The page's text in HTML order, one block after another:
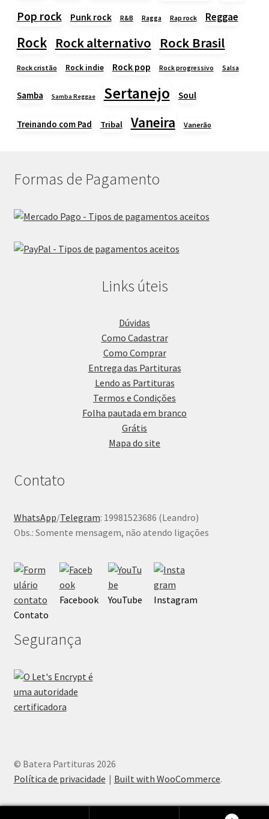
Pop rock Punk rock R&B Ragga Rap rock Reggae
Rock Rock alternativo Rock Brasil
Rock cristão Rock indie Rock pop Rock progressivo Salsa
Samba Samba Reggae Sertanejo Soul
Treinando com Pad Tribal Vaneira Vanerão
Formas de Pagamento
Links úteis
Dúvidas
Como Cadastrar
Como Comprar
Entrega das Partituras
Lendo as Partituras
Termos e Condições
Folha pautada em branco
Grátis
Mapa do site
Contato
WhatsApp/Telegram: 19981523686 (Leandro)
Obs.: Somente mensagem, não atendo ligações
Contato
Facebook YouTube Instagram
Segurança
© Batera Partituras 2026
Política de privacidade
Built with WooCommerce.